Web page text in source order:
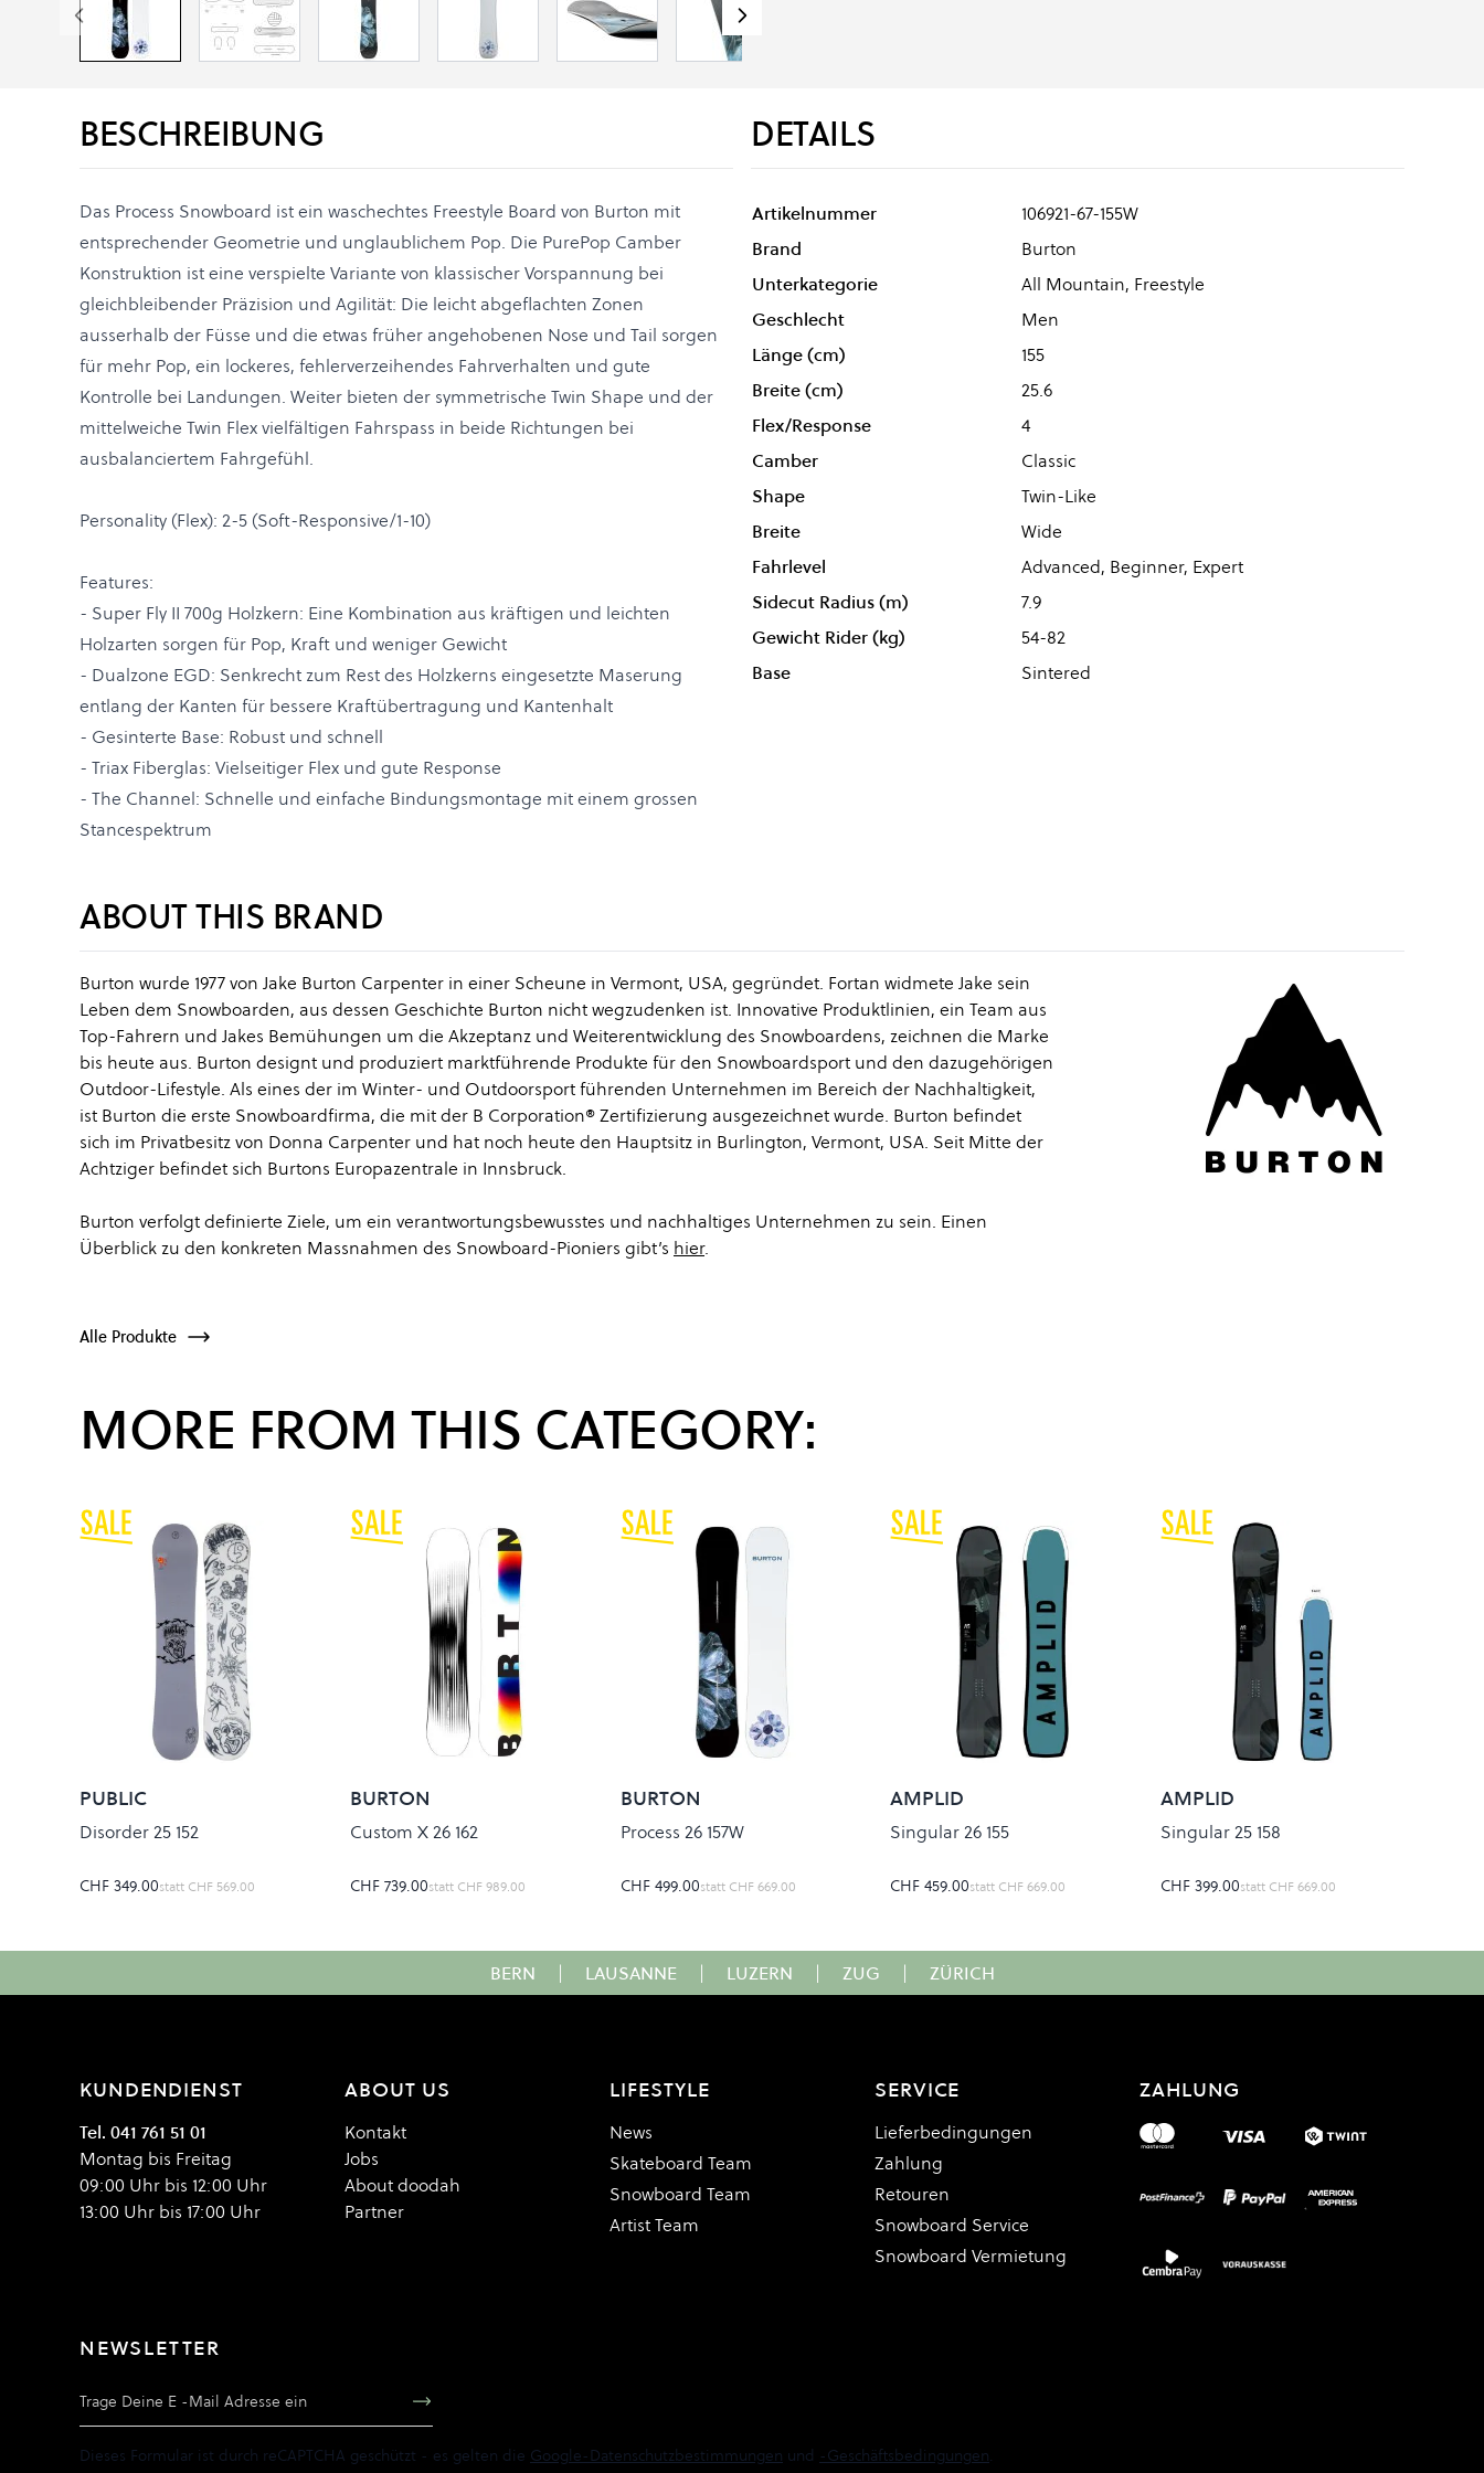
BESCHREIBUNG
Das Process Snowboard ist ein waschechtes Freestyle Board von Burton mit
entsprechender Geometrie und unglaublichem Pop. Die PurePop Camber
Konstruktion ist eine verspielte Variante von klassischer Vorspannung bei
gleichbleibender Präzision und Agilität: Die leicht abgeflachten Zonen
ausserhalb der Füsse und die etwas früher angehobenen Nose und Tail sorgen
für mehr Pop, ein lockeres, fehlerverzeihendes Fahrverhalten und gute
Kontrolle bei Landungen. Weiter bieten der symmetrische Twin Shape und der
mittelweiche Twin Flex vielfältigen Fahrspass in beide Richtungen bei
ausbalanciertem Fahrgefühl.
Personality (Flex): 2-5 (Soft-Responsive/1-10)
Features:
- Super Fly II 700g Holzkern: Eine Kombination aus kräftigen und leichten
Holzarten sorgen für Pop, Kraft und weniger Gewicht
- Dualzone EGD: Senkrecht zum Rest des Holzkerns eingesetzte Maserung
entlang der Kanten für bessere Kraftübertragung und Kantenhalt
- Gesinterte Base: Robust und schnell
- Triax Fiberglas: Vielseitiger Flex und gute Response
- The Channel: Schnelle und einfache Bindungsmontage mit einem grossen
Stancespektrum
DETAILS
Artikelnummer
106921-67-155W
Brand
Burton
Unterkategorie
All Mountain, Freestyle
Geschlecht
Men
Länge (cm)
155
Breite (cm)
25.6
Flex/Response
4
Camber
Classic
Shape
Twin-Like
Breite
Wide
Fahrlevel
Advanced, Beginner, Expert
Sidecut Radius (m)
7.9
Gewicht Rider (kg)
54-82
Base
Sintered
ABOUT THIS BRAND
Burton wurde 1977 von Jake Burton Carpenter in einer Scheune in Vermont, USA, gegründet. Fortan widmete Jake sein
Leben dem Snowboarden, aus dessen Geschichte Burton nicht wegzudenken ist. Innovative Produktlinien, ein Team aus
Top-Fahrern und Jakes Bemühungen um die Akzeptanz und Weiterentwicklung des Snowboardens, zeichnen die Marke
bis heute aus. Burton designt und produziert marktführende Produkte für den Snowboardsport und den dazugehörigen
Outdoor-Lifestyle. Als eines der im Winter- und Outdoorsport führenden Unternehmen im Bereich der Nachhaltigkeit,
ist Burton die erste Snowboardfirma, die mit der B Corporation® Zertifizierung ausgezeichnet wurde. Burton befindet
sich im Privatbesitz von Donna Carpenter und hat noch heute den Hauptsitz in Burlington, Vermont, USA. Seit Mitte der
Achtziger befindet sich Burtons Europazentrale in Innsbruck.
Burton verfolgt definierte Ziele, um ein verantwortungsbewusstes und nachhaltiges Unternehmen zu sein. Einen
Überblick zu den konkreten Massnahmen des Snowboard-Pioniers gibt’s hier.
Alle Produkte
MORE FROM THIS CATEGORY:
PUBLIC
Disorder 25 152
CHF 349.00statt CHF 569.00
BURTON
Custom X 26 162
CHF 739.00statt CHF 989.00
BURTON
Process 26 157W
CHF 499.00statt CHF 669.00
AMPLID
Singular 26 155
CHF 459.00statt CHF 669.00
AMPLID
Singular 25 158
CHF 399.00statt CHF 669.00
BERN | LAUSANNE | LUZERN | ZUG | ZÜRICH
KUNDENDIENST
Tel. 041 761 51 01
Montag bis Freitag
09:00 Uhr bis 12:00 Uhr
13:00 Uhr bis 17:00 Uhr
ABOUT US
Kontakt
Jobs
About doodah
Partner
LIFESTYLE
News
Skateboard Team
Snowboard Team
Artist Team
SERVICE
Lieferbedingungen
Zahlung
Retouren
Snowboard Service
Snowboard Vermietung
ZAHLUNG
NEWSLETTER
Dieses Formular ist durch reCAPTCHA geschützt - es gelten die Google-Datenschutzbestimmungen und -Geschäftsbedingungen.